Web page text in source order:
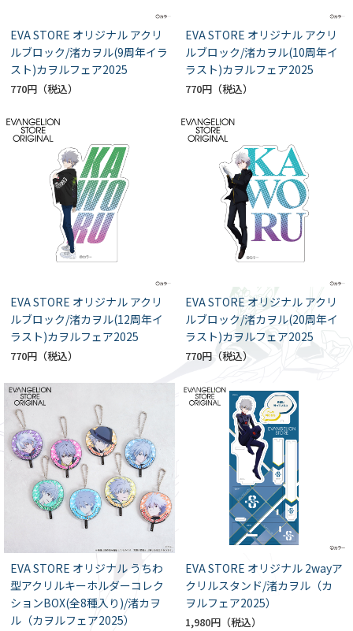
EVA STORE オリジナル アクリ
ルブロック/渚カヲル(9周年イラ
スト)カヲルフェア2025
770円
EVA STORE オリジナル アクリ
ルブロック/渚カヲル(10周年イ
ラスト)カヲルフェア2025
770円
EVA STORE オリジナル アクリ
ルブロック/渚カヲル(12周年イ
ラスト)カヲルフェア2025
770円
EVA STORE オリジナル アクリ
ルブロック/渚カヲル(20周年イ
ラスト)カヲルフェア2025
770円
EVA STORE オリジナル うちわ
型アクリルキーホルダーコレク
ションBOX(全8種入り)/渚カヲ
ル（カヲルフェア2025）
EVA STORE オリジナル 2wayア
クリルスタンド/渚カヲル（カ
ヲルフェア2025）
1,980円